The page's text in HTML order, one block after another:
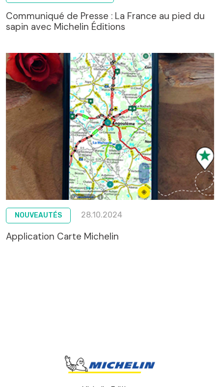
Communiqué de Presse : La France au pied du
sapin avec Michelin Éditions
NOUVEAUTÉS 28.10.2024
Application Carte Michelin